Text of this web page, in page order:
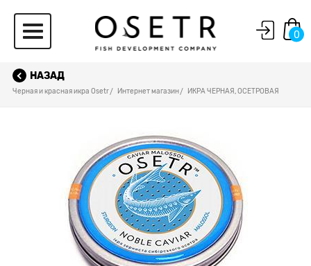
0
НАЗАД
Черная и красная икра Osetr Интернет магазин ИКРА ЧЕРНАЯ, ОСЕТРОВАЯ